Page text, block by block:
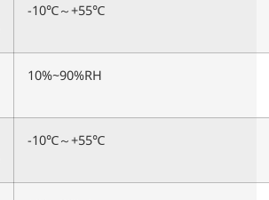
-10℃～+55℃
10%~90%RH
-10℃～+55℃